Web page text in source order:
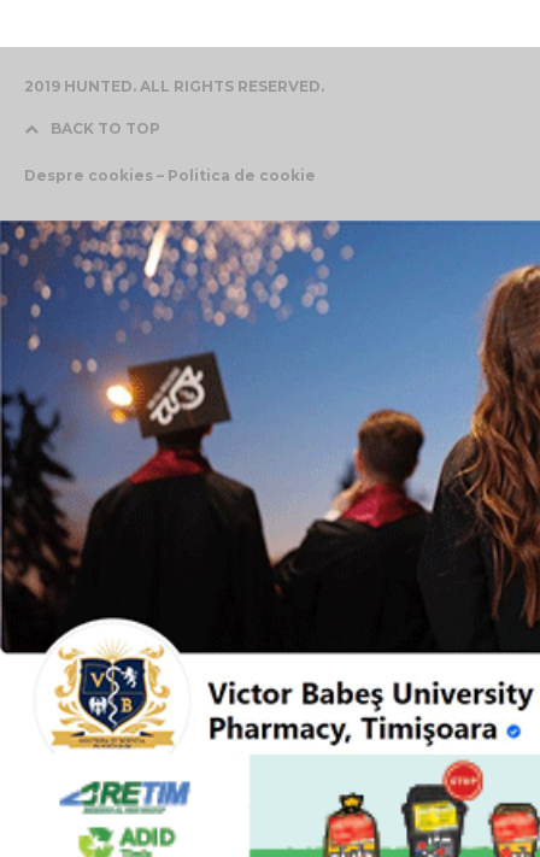
2019 HUNTED. ALL RIGHTS RESERVED.
BACK TO TOP
Despre cookies – Politica de cookie